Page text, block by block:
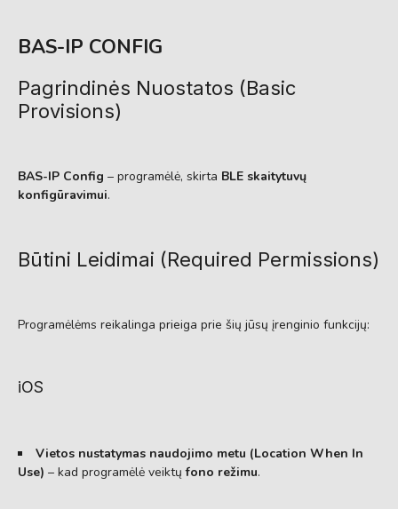
BAS-IP CONFIG
Pagrindinės Nuostatos (Basic
Provisions)
BAS-IP Config – programėlė, skirta BLE skaitytuvų
konfigūravimui.
Būtini Leidimai (Required Permissions)
Programėlėms reikalinga prieiga prie šių jūsų įrenginio funkcijų:
iOS
Vietos nustatymas naudojimo metu (Location When In
Use) – kad programėlė veiktųfono režimu.